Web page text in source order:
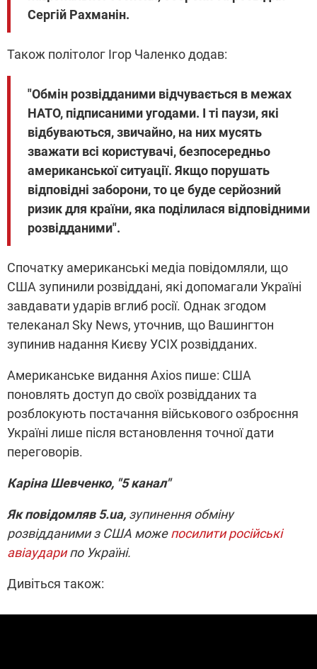
Сергій Рахманін.
Також політолог Ігор Чаленко додав:
"Обмін розвідданими відчувається в межах
НАТО, підписаними угодами. І ті паузи, які
відбуваються, звичайно, на них мусять
зважати всі користувачі, безпосередньо
американської ситуації. Якщо порушать
відповідні заборони, то це буде серйозний
ризик для країни, яка поділилася відповідними
розвідданими".
Спочатку американські медіа повідомляли, що
США зупинили розвіддані, які допомагали Україні
завдавати ударів вглиб росії. Однак згодом
телеканал Sky News, уточнив, що Вашингтон
зупинив надання Києву УСІХ розвідданих.
Американське видання Axios пише: США
поновлять доступ до своїх розвідданих та
розблокують постачання військового озброєння
Україні лише після встановлення точної дати
переговорів.
Каріна Шевченко, "5 канал"
Як повідомляв 5.ua, зупинення обміну
розвідданими з США можепосилити російські
авіаударипо Україні.
Дивіться також: